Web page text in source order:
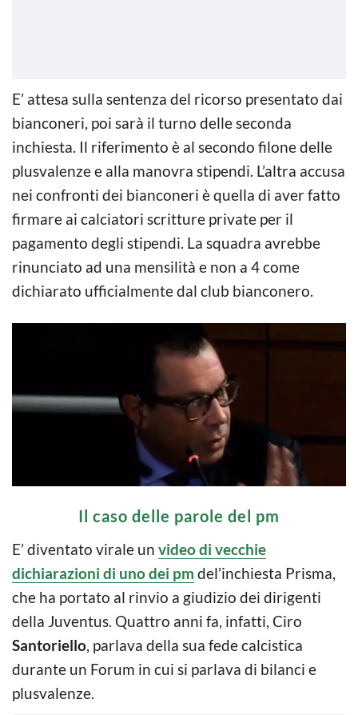
E’ attesa sulla sentenza del ricorso presentato dai
bianconeri, poi sarà il turno delle seconda
inchiesta. Il riferimento è al secondo filone delle
plusvalenze e alla manovra stipendi. L’altra accusa
nei confronti dei bianconeri è quella di aver fatto
firmare ai calciatori scritture private per il
pagamento degli stipendi. La squadra avrebbe
rinunciato ad una mensilità e non a 4 come
dichiarato ufficialmente dal club bianconero.
Il caso delle parole del pm
E’ diventato virale un video di vecchie
dichiarazioni di uno dei pm del’inchiesta Prisma,
che ha portato al rinvio a giudizio dei dirigenti
della Juventus. Quattro anni fa, infatti, Ciro
Santoriello, parlava della sua fede calcistica
durante un Forum in cui si parlava di bilanci e
plusvalenze.